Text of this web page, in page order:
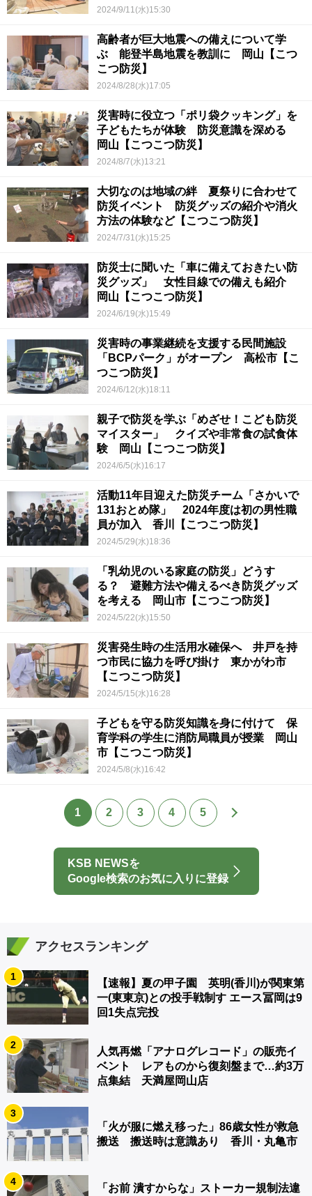
2024/9/11(水)15:30
高齢者が巨大地震への備えについて学
ぶ 能登半島地震を教訓に 岡山【こつ
こつ防災】
2024/8/28(水)17:05
災害時に役立つ「ポリ袋クッキング」を
子どもたちが体験 防災意識を深める
岡山【こつこつ防災】
2024/8/7(水)13:21
大切なのは地域の絆 夏祭りに合わせて
防災イベント 防災グッズの紹介や消火
方法の体験など【こつこつ防災】
2024/7/31(水)15:25
防災士に聞いた「車に備えておきたい防
災グッズ」 女性目線での備えも紹介
岡山【こつこつ防災】
2024/6/19(水)15:49
災害時の事業継続を支援する民間施設
「BCPパーク」がオープン 高松市【こ
つこつ防災】
2024/6/12(水)18:11
親子で防災を学ぶ「めざせ！こども防災
マイスター」 クイズや非常食の試食体
験 岡山【こつこつ防災】
2024/6/5(水)16:17
活動11年目迎えた防災チーム「さかいで
131おとめ隊」 2024年度は初の男性職
員が加入 香川【こつこつ防災】
2024/5/29(水)18:36
「乳幼児のいる家庭の防災」どうす
る？ 避難方法や備えるべき防災グッズ
を考える 岡山市【こつこつ防災】
2024/5/22(水)15:50
災害発生時の生活用水確保へ 井戸を持
つ市民に協力を呼び掛け 東かがわ市
【こつこつ防災】
2024/5/15(水)16:28
子どもを守る防災知識を身に付けて 保
育学科の学生に消防局職員が授業 岡山
市【こつこつ防災】
2024/5/8(水)16:42
1 2 3 4 5
KSB NEWSを
Google検索のお気に入りに登録
アクセスランキング
1
【速報】夏の甲子園 英明(香川)が関東第
一(東東京)との投手戦制す エース冨岡は9
回1失点完投
2
人気再燃「アナログレコード」の販売イ
ベント レアものから復刻盤まで…約3万
点集結 天満屋岡山店
3
「火が服に燃え移った」86歳女性が救急
搬送 搬送時は意識あり 香川・丸亀市
4
「お前 潰すからな」ストーカー規制法違